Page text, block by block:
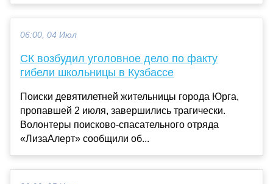
06:00, 04 Июл
СК возбудил уголовное дело по факту
гибели школьницы в Кузбассе
Поиски девятилетней жительницы города Юрга,
пропавшей 2 июля, завершились трагически.
Волонтеры поисково-спасательного отряда
«ЛизаАлерт» сообщили об...